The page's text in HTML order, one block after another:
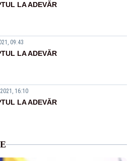
LA ADEVĂR
09:43
LA ADEVĂR
16:10
LA ADEVĂR